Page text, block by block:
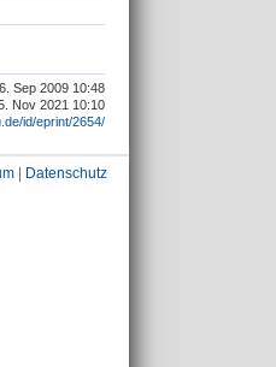
Sep 2009 10:48
Nov 2021 10:10
id/eprint/2654/
Datenschutz